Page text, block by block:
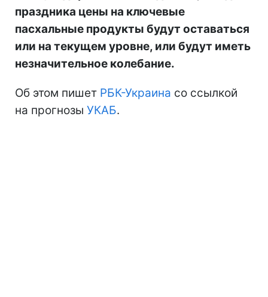
праздника цены на ключевые
пасхальные продукты будут оставаться
или на текущем уровне, или будут иметь
незначительное колебание.
Об этом пишет РБК-Украина со ссылкой
на прогнозы УКАБ.